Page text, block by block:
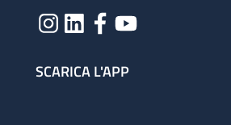
SCARICA L'APP